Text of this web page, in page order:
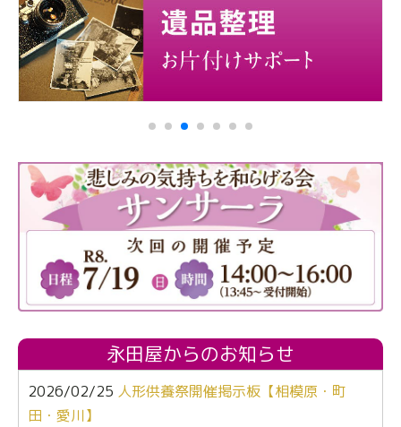
永田屋からのお知らせ
2026/02/25 人形供養祭開催掲示板【相模原・町
田・愛川】